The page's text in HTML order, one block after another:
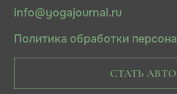
info@yogajournal.ru
Политика обработки
СТАТЬ